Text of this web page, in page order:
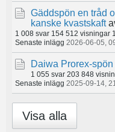
Gäddspön en tråd
kanske kvastskaft
1 008 svar 154 512 visningar
Senaste inlägg 2026-06-05,
Daiwa Prorex-spön
1 055 svar 203 848
Senaste inlägg 2025-09-14,
Visa alla